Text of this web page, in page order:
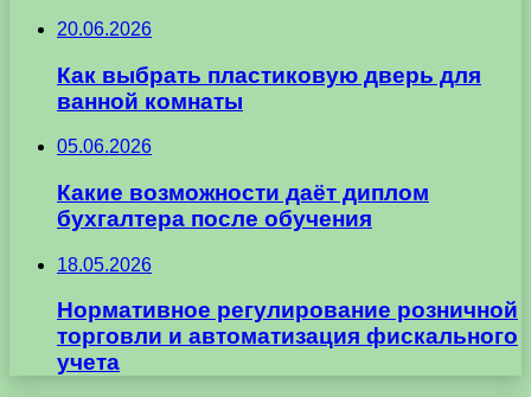
20.06.2026
Как выбрать пластиковую дверь для
ванной комнаты
05.06.2026
Какие возможности даёт диплом
бухгалтера после обучения
18.05.2026
Нормативное регулирование розничной
торговли и автоматизация фискального
учета